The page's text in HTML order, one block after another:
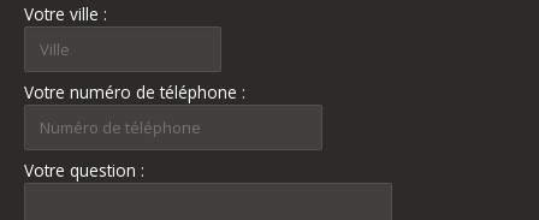
Votre ville :
Votre numéro de téléphone :
Votre question :